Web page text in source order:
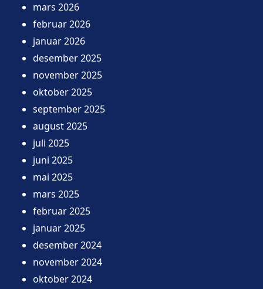
mars 2026
februar 2026
januar 2026
desember 2025
november 2025
oktober 2025
september 2025
august 2025
juli 2025
juni 2025
mai 2025
mars 2025
februar 2025
januar 2025
desember 2024
november 2024
oktober 2024